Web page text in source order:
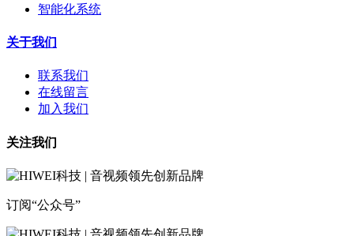
智能化系统
关于我们
联系我们
在线留言
加入我们
关注我们
订阅“公众号”